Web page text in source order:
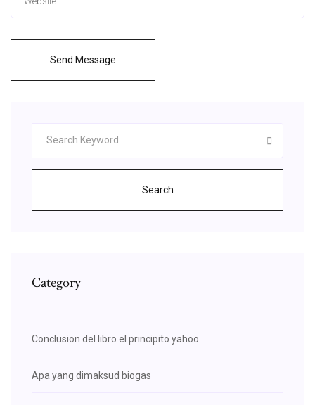
Send Message
Search
Category
Conclusion del libro el principito yahoo
Apa yang dimaksud biogas